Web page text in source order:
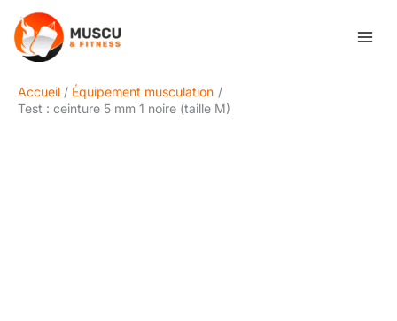
contenu
Accueil
Équipement musculation
Test : ceinture 5 mm 1 noire (taille M)
Rechercher